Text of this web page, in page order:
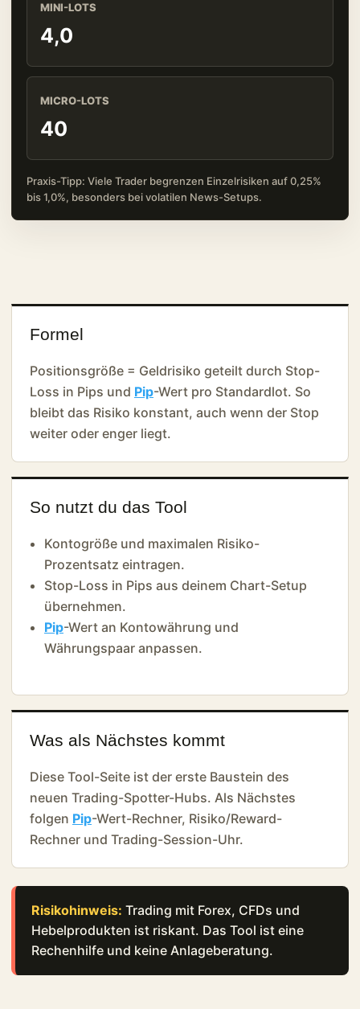
MINI-LOTS
4,0
MICRO-LOTS
40
Praxis-Tipp: Viele Trader begrenzen Einzelrisiken auf 0,25%
bis 1,0%, besonders bei volatilen News-Setups.
Formel
Positionsgröße = Geldrisiko geteilt durch Stop-
Loss in Pips und Pip-Wert pro Standardlot. So
bleibt das Risiko konstant, auch wenn der Stop
weiter oder enger liegt.
So nutzt du das Tool
Kontogröße und maximalen Risiko-
Prozentsatz eintragen.
Stop-Loss in Pips aus deinem Chart-Setup
übernehmen.
Pip-Wert an Kontowährung und
Währungspaar anpassen.
Was als Nächstes kommt
Diese Tool-Seite ist der erste Baustein des
neuen Trading-Spotter-Hubs. Als Nächstes
folgen Pip-Wert-Rechner, Risiko/Reward-
Rechner und Trading-Session-Uhr.
Risikohinweis: Trading mit Forex, CFDs und
Hebelprodukten ist riskant. Das Tool ist eine
Rechenhilfe und keine Anlageberatung.